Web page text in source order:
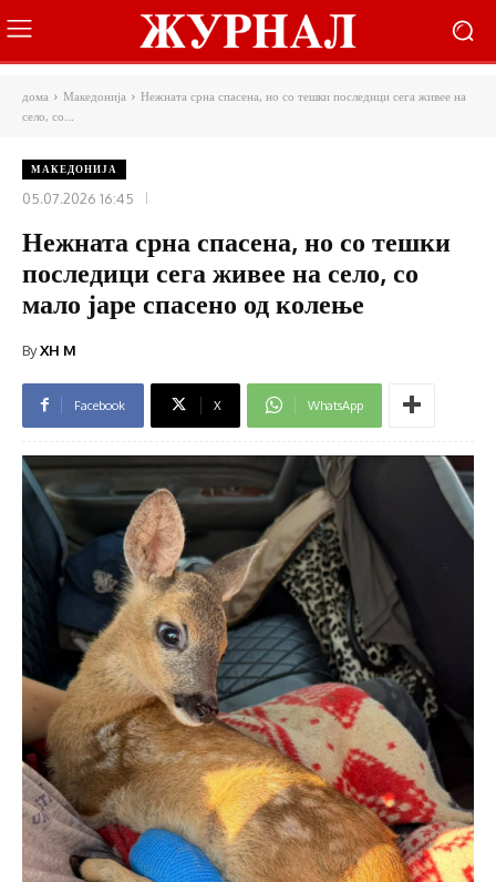
дома Македонија
Нежната срна спасена, но со тешки последици сега живее на
село, со...
МАКЕДОНИЈА
05.07.2026 16:45
Нежната срна спасена, но со тешки
последици сега живее на село, со
мало јаре спасено од колење
ByXH M
Facebook X WhatsApp